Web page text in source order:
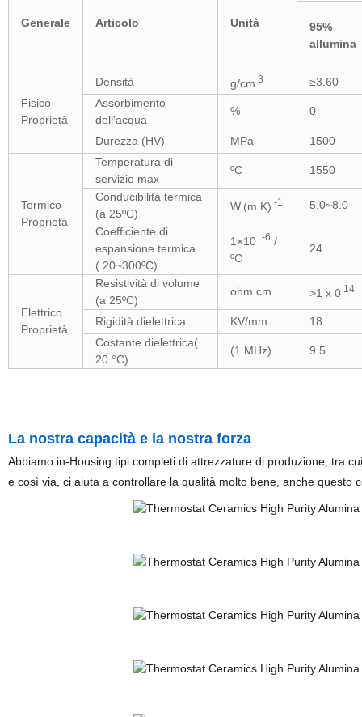
Generale Articolo Unità
95%
allumina
Fisico
Proprietà
Densità g/cm 3
≥3.60
Assorbimento
dell'acqua
% 0
Durezza (HV) MPa 1500
Termico
Proprietà
Temperatura di
servizio max
ºC 1550
Conducibilità termica
(a 25ºC)
W.(m.K) -1 5.0~8.0
Coefficiente di
espansione termica
( 20~300ºC)
1×10 -6 /
ºC
24
Elettrico
Proprietà
Resistività di volume
(a 25ºC)
ohm.cm >1 x 0 14
Rigidità dielettrica KV/mm
18
Costante dielettrica(
20 °C)
(1 MHz) 9.5
La nostra capacità e la nostra forza
Abbiamo in-Housing tipi completi di attrezzature di produzione, tra
e così via, ci aiuta a controllare la qualità molto bene, anche questo